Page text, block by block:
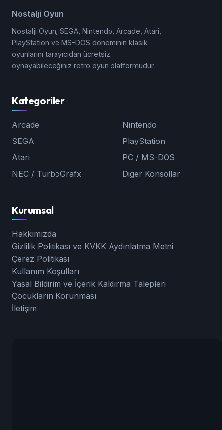
Nostalji Oyun
Nostalji Oyun, SEGA, Nintendo, Arcade, Atari,
PlayStation ve MS-DOS döneminin klasik
oyunlarını tarayıcıdan ücretsiz
oynayabileceğiniz retro oyun platformudur.
Kategoriler
Arcade
Nintendo
SEGA
PlayStation
Atari
PC / MS-DOS
NEC / TurboGrafx
Diger Konsollar
Kurumsal
Hakkımızda
Gizlilik Politikası ve KVKK Aydınlatma Metni
Çerez Politikası
Kullanım Koşulları
Yasal Bildirim ve İçerik Kaldırma Talepleri
Çocukların Korunması
İletişim